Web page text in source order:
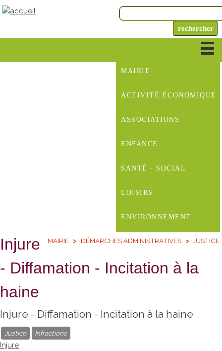
MAIRIE
ACTIVITÉ ÉCONOMIQUE
ASSOCIATIONS
ENFANCE
SANTÉ - SOCIAL
LOISIRS
ENVIRONNEMENT
MAIRIE DÉMARCHES ADMINISTRATIVES JUSTICE
Injure
- Diffamation - Incitation à la
haine
Injure - Diffamation - Incitation à la haine
Justice Infractions
Injure